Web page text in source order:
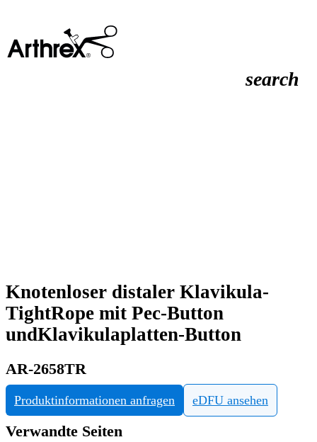
search
Knotenloser distaler Klavikula-
TightRope mit Pec-Button
undKlavikulaplatten-Button
AR-2658TR
Produktinformationen anfragen eDFU ansehen
Verwandte Seiten